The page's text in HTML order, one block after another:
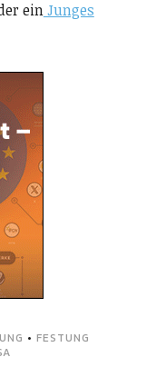
einJunges
• FESTUNG